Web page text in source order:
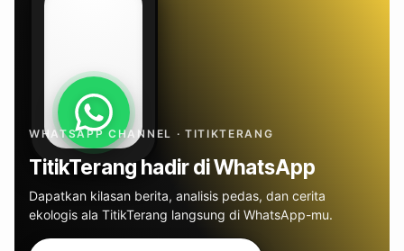
WHATSAPP CHANNEL · TITIKTERANG
TitikTerang hadir di WhatsApp
Dapatkan kilasan berita, analisis pedas, dan cerita
ekologis ala TitikTerang langsung di WhatsApp-mu.